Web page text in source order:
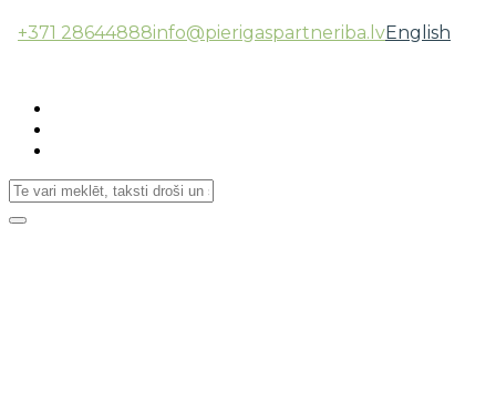
+371 28644888info@pierigaspartneriba.lvEnglish
Toggle